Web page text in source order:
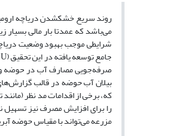
روند سریع خشک­شدن دریاچه
می‌باشد که عمدتا بار مالی بسیار
شرایطی موجب بهبود وضعیت
صرفه‌جویی مصارف آب در حوضه و
بیلان آب حوضه در قالب
که، برخی از اقدامات مد نظر
را برای افزایش مصرف نیز تسهیل
مزرعه می‌تواند با مقیاس حوضه